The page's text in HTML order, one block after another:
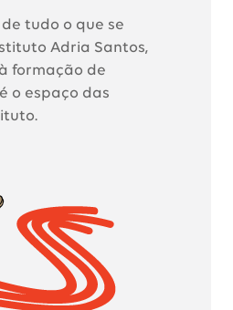
tudo o que se
Adria Santos,
formação de
o espaço das